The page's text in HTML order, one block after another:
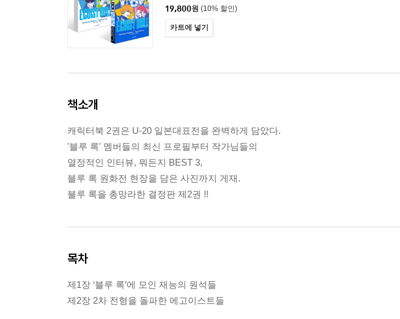
19,800원 (10% 할인)
카트에 넣기
책소개
캐릭터북 2권은 U-20 일본대표전을 완벽하게 담았다.
'블루 록' 멤버들의 최신 프로필부터 작가님들의
열정적인 인터뷰, 뭐든지 BEST 3,
블루 록 원화전 현장을 담은 사진까지 게재.
블루 록을 총망라한 결정판 제2권 !!
목차
제1장 ‘블루 록’에 모인 재능의 원석들
제2장 2차 전형을 돌파한 에고이스트들